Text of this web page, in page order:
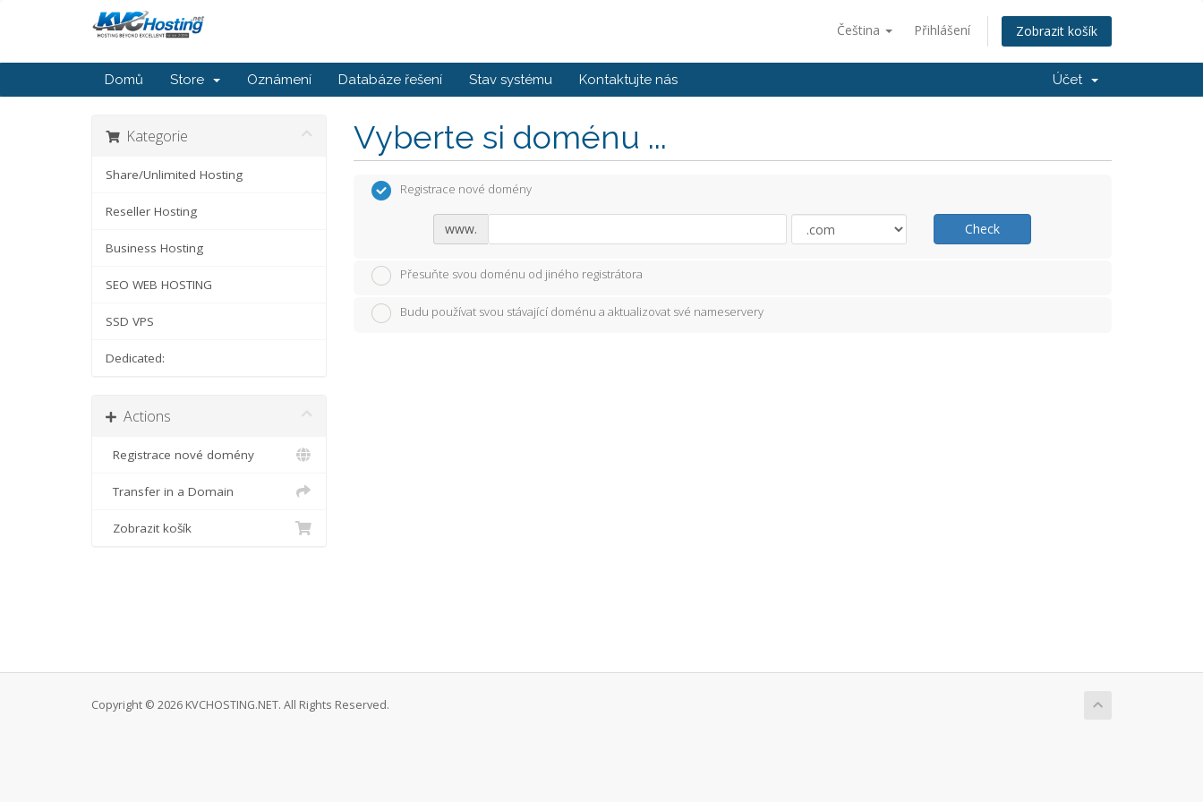
Čeština Přihlášení Zobrazit košík
Domů Store Oznámení Databáze řešení Stav systému Kontaktujte nás Účet
Kategorie
Share/Unlimited Hosting
Reseller Hosting
Business Hosting
SEO WEB HOSTING
SSD VPS
Dedicated:
Actions
Registrace nové domény
Transfer in a Domain
Zobrazit košík
Vyberte si doménu ...
Registrace nové domény
www. Check
Přesuňte svou doménu od jiného registrátora
Budu používat svou stávající doménu a aktualizovat své nameservery
Copyright © 2026 KVCHOSTING.NET. All Rights Reserved.